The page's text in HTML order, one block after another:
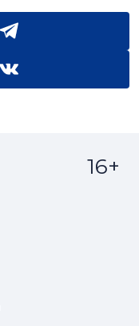
16+